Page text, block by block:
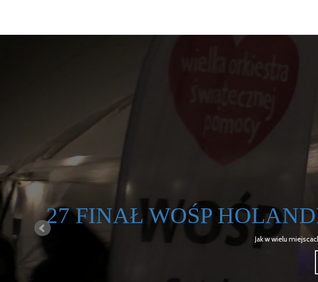
27 FINAŁ WOŚP
Jak w wielu